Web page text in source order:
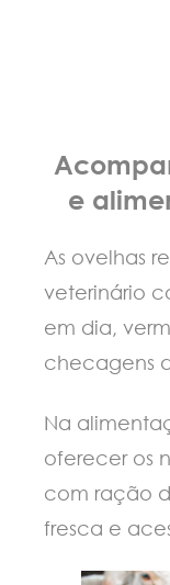
e
As ovelhas
veterinário
em dia,
checagens
Na
oferecer os
com ração
fresca e